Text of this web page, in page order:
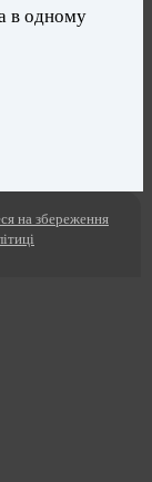
в одному
на збереження